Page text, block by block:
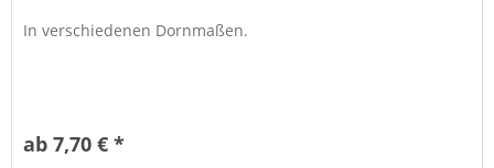
In verschiedenen Dornmaßen.
ab 7,70 € *